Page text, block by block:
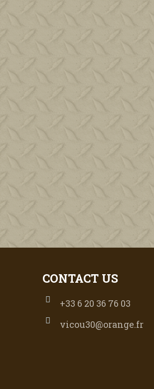
CONTACT US
+33 6 20 36 76 03
vicou30@orange.fr